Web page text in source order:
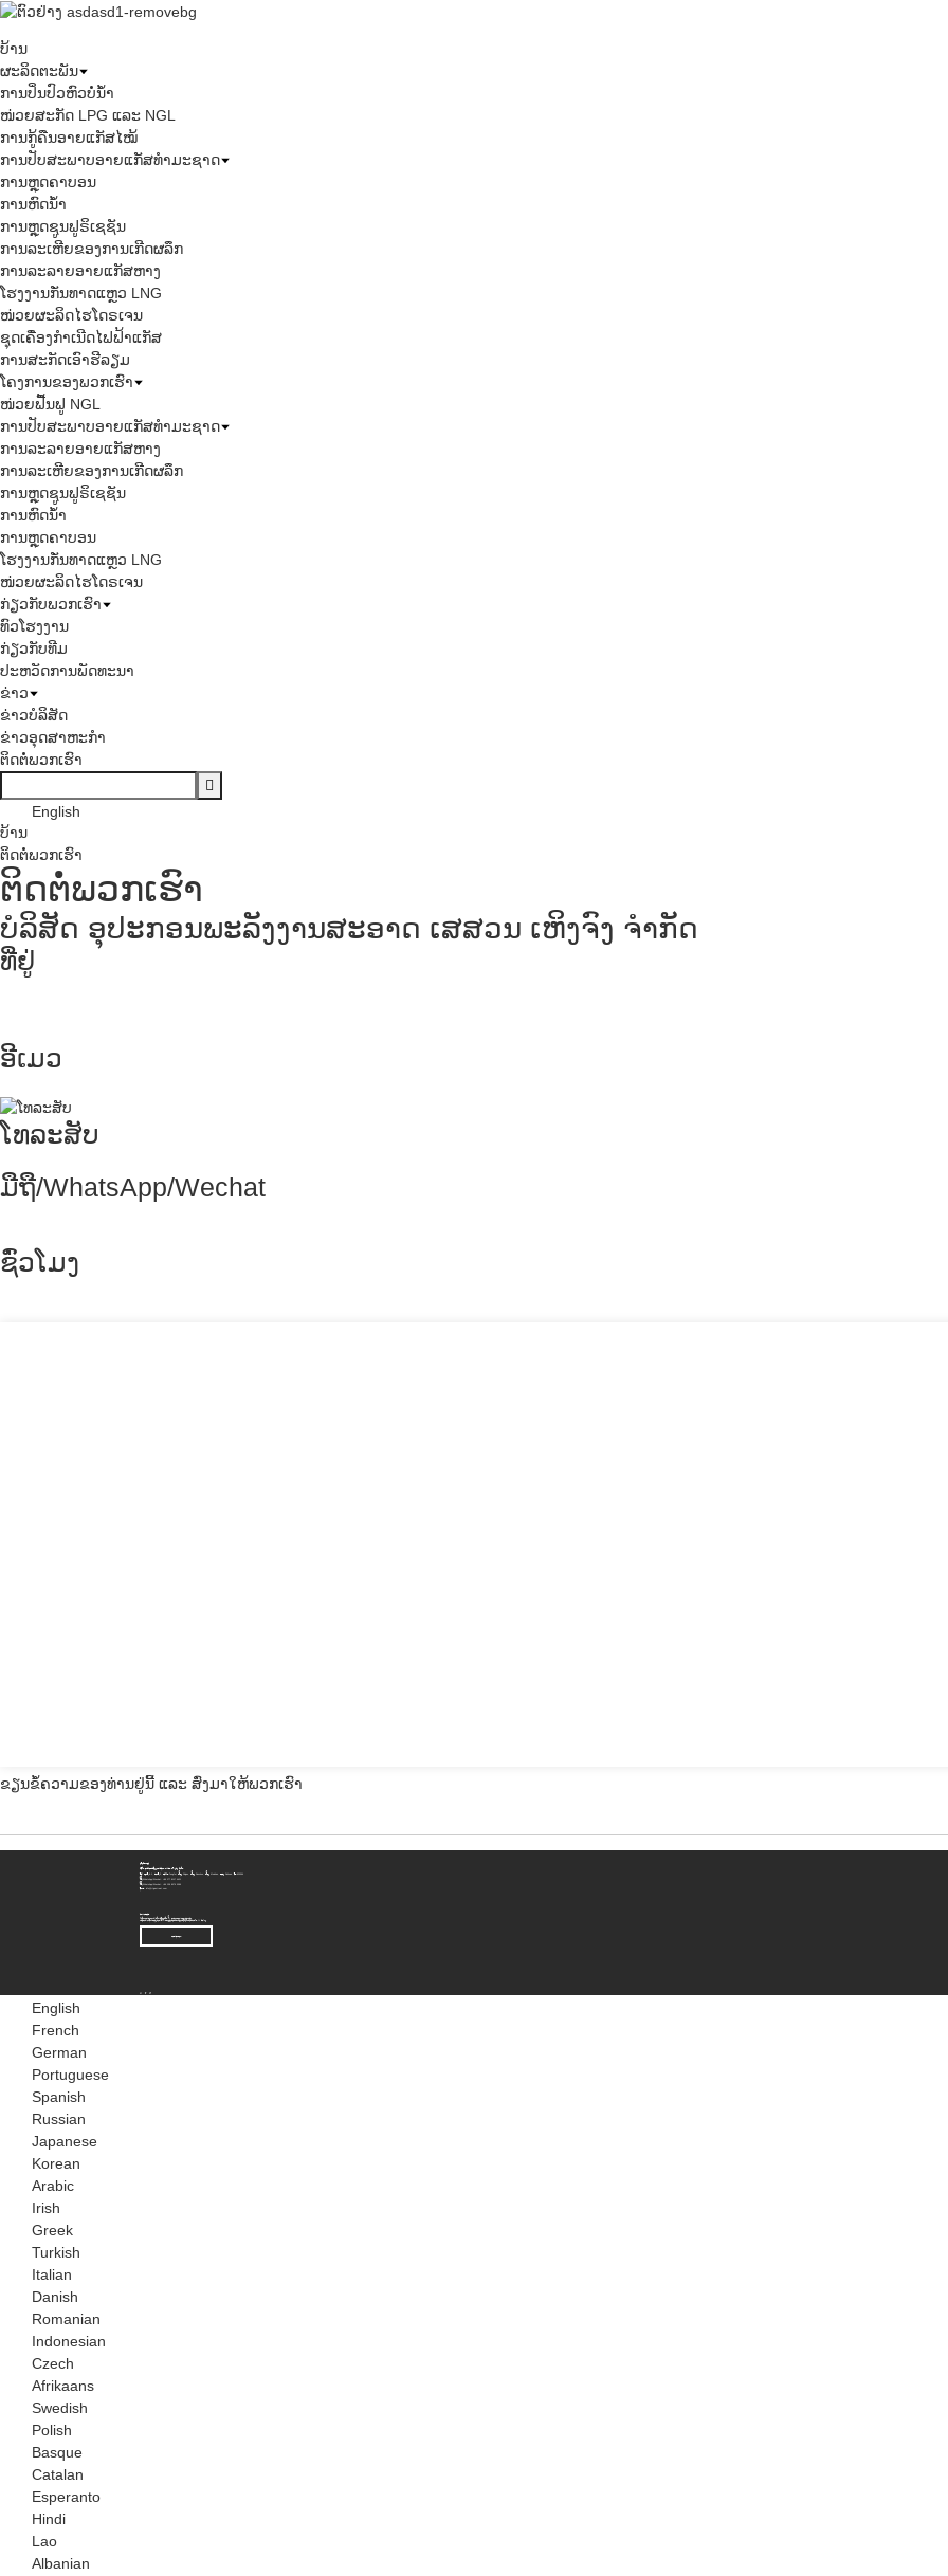
ບ້ານ
ຜະລິດຕະພັນ
ການປິ່ນປົວຫົວບໍ່ນ້ຳ
ໜ່ວຍສະກັດ LPG ແລະ NGL
ການກູ້ຄືນອາຍແກັສໄໝ້
ການປັບສະພາບອາຍແກັສທຳມະຊາດ
ການຫຼຸດຄາບອນ
ການຫົດນ້ຳ
ການຫຼຸດຊູນຟູຣິເຊຊັນ
ການລະເຫີຍຂອງການເກີດຜລຶກ
ການລະລາຍອາຍແກັສຫາງ
ໂຮງງານກັ່ນທາດແຫຼວ LNG
ໜ່ວຍຜະລິດໄຮໂດຣເຈນ
ຊຸດເຄື່ອງກຳເນີດໄຟຟ້າແກັສ
ການສະກັດເອົາຮີລຽມ
ໂຄງການຂອງພວກເຮົາ
ໜ່ວຍຟື້ນຟູ NGL
ການປັບສະພາບອາຍແກັສທຳມະຊາດ
ການລະລາຍອາຍແກັສຫາງ
ການລະເຫີຍຂອງການເກີດຜລຶກ
ການຫຼຸດຊູນຟູຣິເຊຊັນ
ການຫົດນ້ຳ
ການຫຼຸດຄາບອນ
ໂຮງງານກັ່ນທາດແຫຼວ LNG
ໜ່ວຍຜະລິດໄຮໂດຣເຈນ
ກ່ຽວກັບພວກເຮົາ
ທົວໂຮງງານ
ກ່ຽວກັບທີມ
ປະຫວັດການພັດທະນາ
ຂ່າວ
ຂ່າວບໍລິສັດ
ຂ່າວອຸດສາຫະກຳ
ຕິດຕໍ່ພວກເຮົາ
English
ບ້ານ
ຕິດຕໍ່ພວກເຮົາ
ຕິດຕໍ່ພວກເຮົາ
ບໍລິສັດ ອຸປະກອນພະລັງງານສະອາດ ເສສວນ ເຫິງຈົງ ຈຳກັດ
ທີ່ຢູ່
ອີເມວ
ໂທລະສັບ
ມືຖື/WhatsApp/Wechat
ຊົ່ວໂມງ
ຂຽນຂໍ້ຄວາມຂອງທ່ານຢູ່ນີ້ ແລະ ສົ່ງມາໃຫ້ພວກເຮົາ
ຕິດຕໍ່ພວກເຮົາ
ມືຖື/WhatsApp/Wechat: +86 138 8076 0589
ຈົດໝາຍຂ່າວ
English
French
German
Portuguese
Spanish
Russian
Japanese
Korean
Arabic
Irish
Greek
Turkish
Italian
Danish
Romanian
Indonesian
Czech
Afrikaans
Swedish
Polish
Basque
Catalan
Esperanto
Hindi
Lao
Albanian